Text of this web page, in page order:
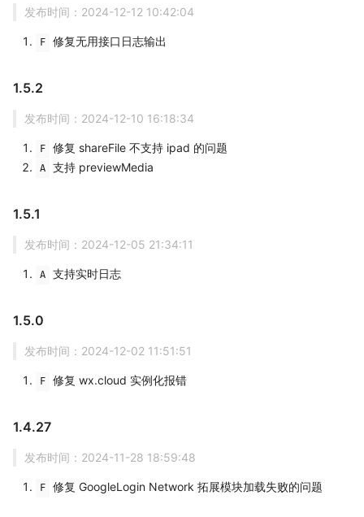
发布时间：2024-12-12 10:42:04
F 修复无用接口日志输出
1.5.2
发布时间：2024-12-10 16:18:34
F 修复 shareFile 不支持 ipad 的问题
A 支持 previewMedia
1.5.1
发布时间：2024-12-05 21:34:11
A 支持实时日志
1.5.0
发布时间：2024-12-02 11:51:51
F 修复 wx.cloud 实例化报错
1.4.27
发布时间：2024-11-28 18:59:48
F 修复 GoogleLogin Network 拓展模块加载失败的问题